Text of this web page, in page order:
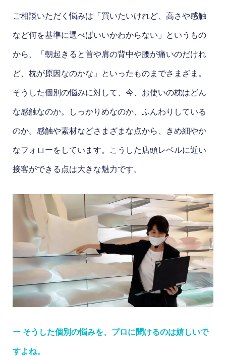
ご相談いただく悩みは「買いたいけれど、高さや感触
など何を基準に選べばいいかわからない」というもの
から、「朝起きると首や肩の背中や腰が痛いのだけれ
ど、枕が原因なのかな」といったものまでさまざま。
そうした個別の悩みに対して、今、お使いの枕はどん
な感触なのか。しっかりめなのか、ふんわりしている
のか。感触や素材などさまざまな点から、きめ細やか
なフォローをしています。こうした店頭レベルに近い
接客ができる点は大きな魅力です。
ー そうした個別の悩みを、プロに聞けるのは嬉しいで
すよね。